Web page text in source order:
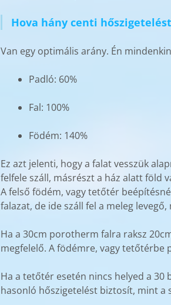
Hova hány centi
Van egy optimális arány. Én
Padló: 60%
Fal: 100%
Födém: 140%
Ez azt jelenti, hogy a falat vesszük
felfele száll, másrészt a ház alatt föld
A felső födém, vagy tetőtér
falazat, de ide száll fel a meleg
Ha a 30cm porotherm falra raksz
megfelelő. A födémre, vagy tetőtérbe
Ha a tetőtér esetén nincs helyed a
hasonló hőszigetelést biztosít, mint a